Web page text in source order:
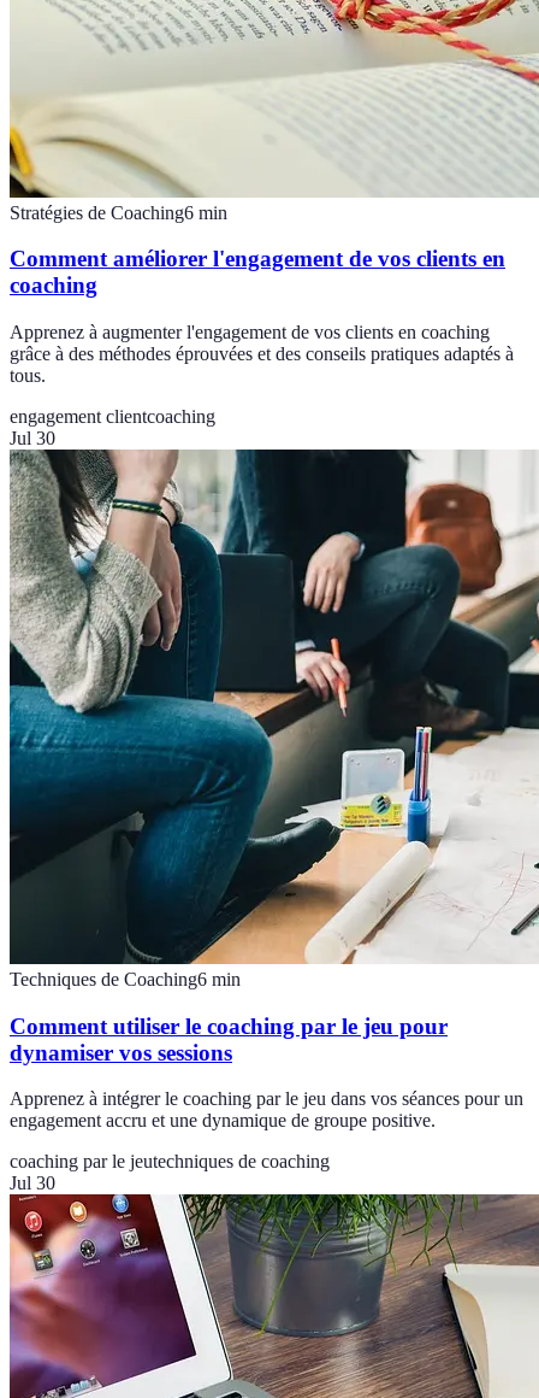
Stratégies de Coaching6 min
Comment améliorer l'engagement de vos clients en
coaching
Apprenez à augmenter l'engagement de vos clients en coaching
grâce à des méthodes éprouvées et des conseils pratiques adaptés à
tous.
engagement clientcoaching
Jul 30
Techniques de Coaching6 min
Comment utiliser le coaching par le jeu pour
dynamiser vos sessions
Apprenez à intégrer le coaching par le jeu dans vos séances pour un
engagement accru et une dynamique de groupe positive.
coaching par le jeutechniques de coaching
Jul 30